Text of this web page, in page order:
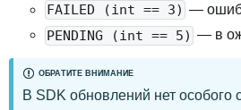
FAILED (int == 3) —
PENDING (int == 5) — в
ОБРАТИТЕ ВНИМАНИЕ
В SDK обновлений нет особого